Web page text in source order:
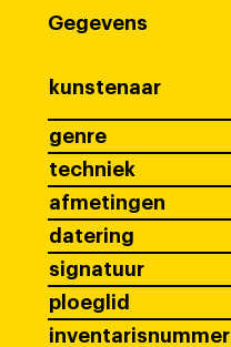
Gegevens
kunstenaar
genre
techniek
afmetingen
datering
signatuur
ploeglid
inventarisnummer